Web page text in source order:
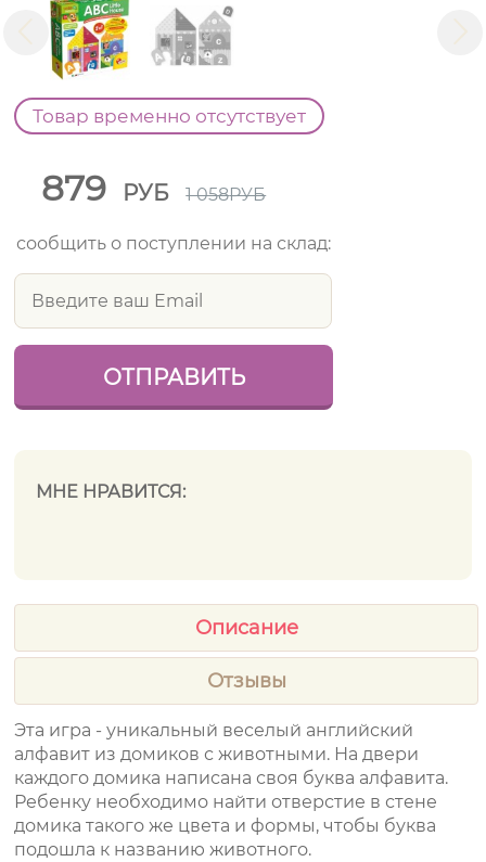
Товар временно отсутствует
879 РУБ 1 058РУБ
сообщить о поступлении на склад:
МНЕ НРАВИТСЯ:
Описание
Отзывы
Эта игра - уникальный веселый английский
алфавит из домиков с животными. На двери
каждого домика написана своя буква алфавита.
Ребенку необходимо найти отверстие в стене
домика такого же цвета и формы, чтобы буква
подошла к названию животного.